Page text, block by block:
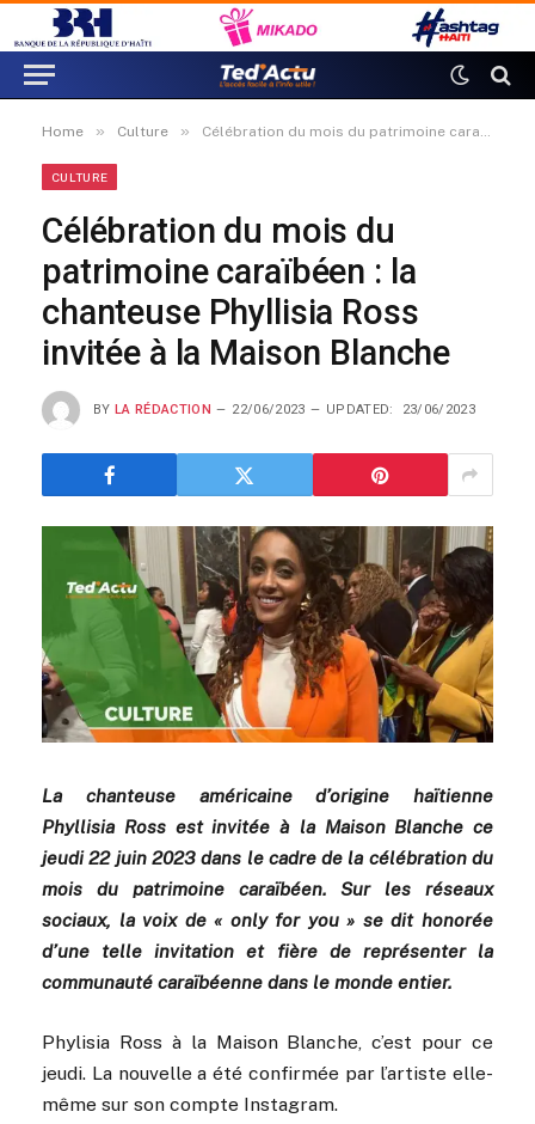
Home » Culture » Célébration du mois du patrimoine caraïbéen : la chanteuse Phyllisia Ross invitée à la Maison Blanche
CULTURE
Célébration du mois du
patrimoine caraïbéen : la
chanteuse Phyllisia Ross
invitée à la Maison Blanche
BY LA RÉDACTION 22/06/2023 UPDATED: 23/06/2023
La chanteuse américaine d’origine haïtienne
Phyllisia Ross est invitée à la Maison Blanche ce
jeudi 22 juin 2023 dans le cadre de la célébration du
mois du patrimoine caraïbéen. Sur les réseaux
sociaux, la voix de « only for you » se dit honorée
d’une telle invitation et fière de représenter la
communauté caraïbéenne dans le monde entier.
Phylisia Ross à la Maison Blanche, c’est pour ce
jeudi. La nouvelle a été confirmée par l’artiste elle-
même sur son compte Instagram.